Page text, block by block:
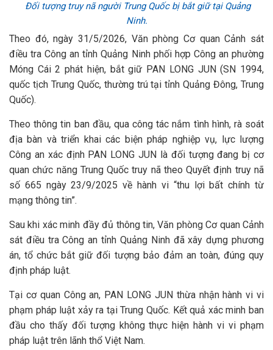
Đối tượng truy nã người Trung Quốc bị bắt giữ tại Quảng
Ninh.
Theo đó, ngày 31/5/2026, Văn phòng Cơ quan Cảnh sát
điều tra Công an tỉnh Quảng Ninh phối hợp Công an phường
Móng Cái 2 phát hiện, bắt giữ PAN LONG JUN (SN 1994,
quốc tịch Trung Quốc, thường trú tại tỉnh Quảng Đông, Trung
Quốc).
Theo thông tin ban đầu, qua công tác nắm tình hình, rà soát
địa bàn và triển khai các biện pháp nghiệp vụ, lực lượng
Công an xác định PAN LONG JUN là đối tượng đang bị cơ
quan chức năng Trung Quốc truy nã theo Quyết định truy nã
số 665 ngày 23/9/2025 về hành vi “thu lợi bất chính từ
mạng thông tin”.
Sau khi xác minh đầy đủ thông tin, Văn phòng Cơ quan Cảnh
sát điều tra Công an tỉnh Quảng Ninh đã xây dựng phương
án, tổ chức bắt giữ đối tượng bảo đảm an toàn, đúng quy
định pháp luật.
Tại cơ quan Công an, PAN LONG JUN thừa nhận hành vi vi
phạm pháp luật xảy ra tại Trung Quốc. Kết quả xác minh ban
đầu cho thấy đối tượng không thực hiện hành vi vi phạm
pháp luật trên lãnh thổ Việt Nam.